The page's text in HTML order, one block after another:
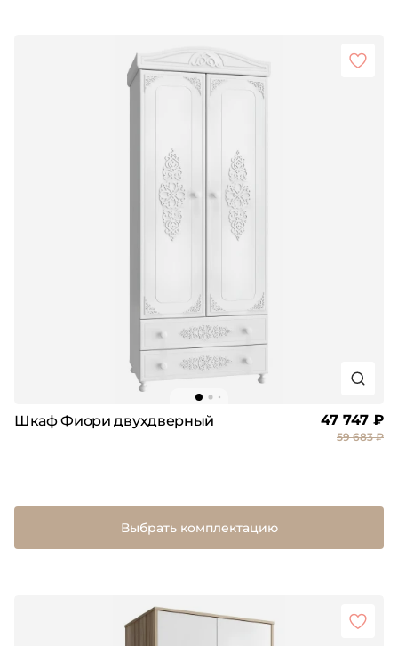
Шкаф Фиори двухдверный 47 747 ₽
59 683 ₽
Выбрать комплектацию